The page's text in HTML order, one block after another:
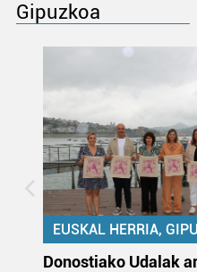
Gipuzkoa
EUSKAL HERRIA,
Donostiako Udalak